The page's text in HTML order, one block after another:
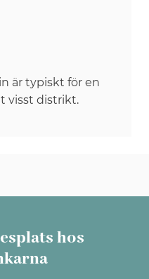
är typiskt för en
visst distrikt.
hos